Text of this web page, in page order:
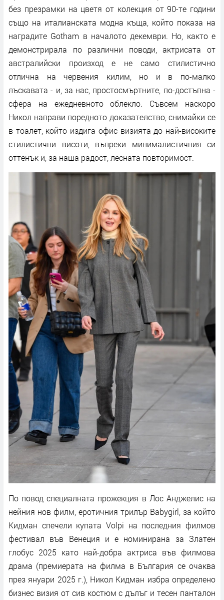
без презрамки на цветя от колекция от 90-те години
също на италианската модна къща, който показа на
наградите Gotham в началото декември. Но, както е
демонстрирала по различни поводи, актрисата от
австралийски произход е не само стилистично
отлична на червения килим, но и в по-малко
лъскавата - и, за нас, простосмъртните, по-достъпна -
сфера на ежедневното облекло. Съвсем наскоро
Никол направи поредното доказателство, снимайки се
в тоалет, който издига офис визията до най-високите
стилистични висоти, въпреки минималистичния си
оттенък и, за наша радост, лесната повторимост.
По повод специалната прожекция в Лос Анджелис на
нейния нов филм, еротичния трилър Babygirl, за който
Кидман спечели купата Volpi на последния филмов
фестивал във Венеция и е номинирана за Златен
глобус 2025 като най-добра актриса във филмова
драма (премиерата на филма в България се очаква
през януари 2025 г.), Никол Кидман избра определено
бизнес визия от сив костюм с дълъг и тесен панталон